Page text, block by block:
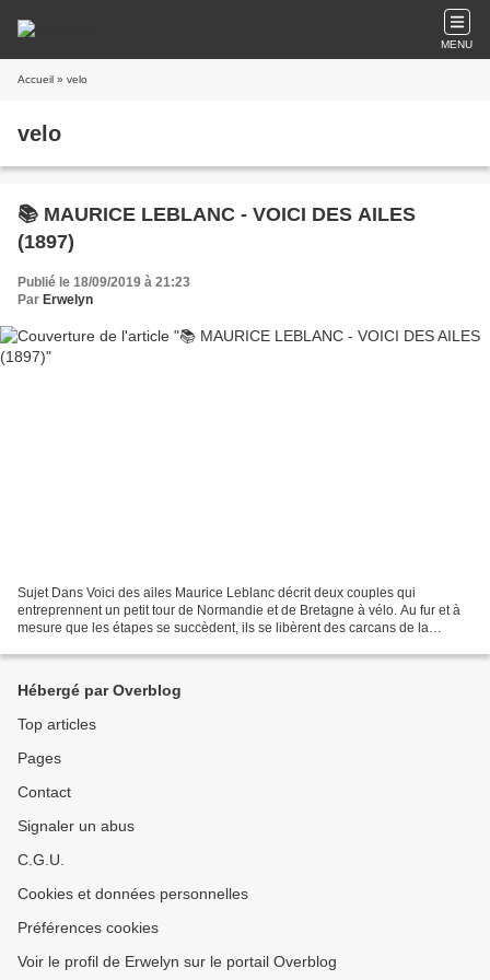
MENU
Accueil » velo
velo
📚 MAURICE LEBLANC - VOICI DES AILES
(1897)
Publié le 18/09/2019 à 21:23
Par Erwelyn
Sujet Dans Voici des ailes Maurice Leblanc décrit deux couples qui
entreprennent un petit tour de Normandie et de Bretagne à vélo. Au fur et à
mesure que les étapes se succèdent, ils se libèrent des carcans de la
Hébergé par Overblog
Top articles
Pages
Contact
Signaler un abus
C.G.U.
Cookies et données personnelles
Préférences cookies
Voir le profil de Erwelyn sur le portail Overblog